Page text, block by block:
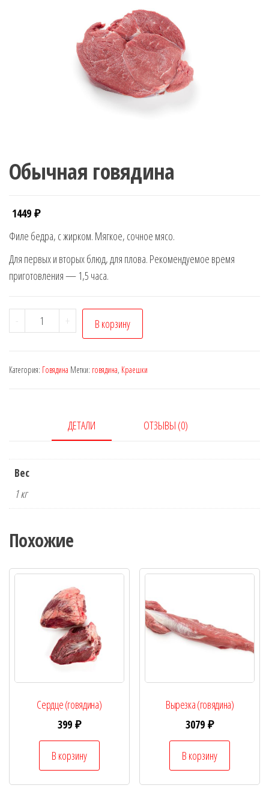
Обычная говядина
1449 ₽
Филе бедра, с жирком. Мягкое, сочное мясо.
Для первых и вторых блюд, для плова. Рекомендуемое время
приготовления — 1,5 часа.
-
Количество
товара
говядина
+ В корзину
Категория: Говядина Метки: говядина, Краешки
ДЕТАЛИ ОТЗЫВЫ (0)
Вес
1 кг
Похожие
Сердце (говядина)
399 ₽
В корзину
Вырезка (говядина)
3079₽
В корзину